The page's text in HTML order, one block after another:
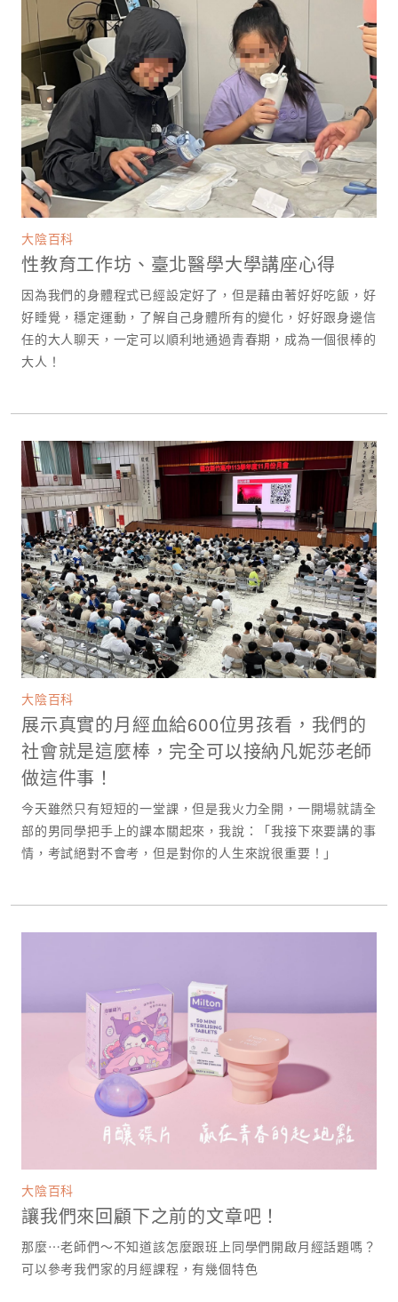
大陰百科
性教育工作坊、臺北醫學大學講座心得
因為我們的身體程式已經設定好了，但是藉由著好好吃飯，好
好睡覺，穩定運動，了解自己身體所有的變化，好好跟身邊信
任的大人聊天，一定可以順利地通過青春期，成為一個很棒的
大人！
大陰百科
展示真實的月經血給600位男孩看，我們的
社會就是這麼棒，完全可以接納凡妮莎老師
做這件事！
今天雖然只有短短的一堂課，但是我火力全開，一開場就請全
部的男同學把手上的課本關起來，我說：「我接下來要講的事
情，考試絕對不會考，但是對你的人生來說很重要！」
大陰百科
讓我們來回顧下之前的文章吧！
那麼⋯老師們～不知道該怎麼跟班上同學們開啟月經話題嗎？
可以參考我們家的月經課程，有幾個特色